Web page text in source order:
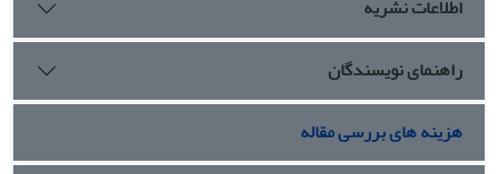
اطلاعات نشریه
راهنمای نویسندگان
هزینه های بررسی مقاله